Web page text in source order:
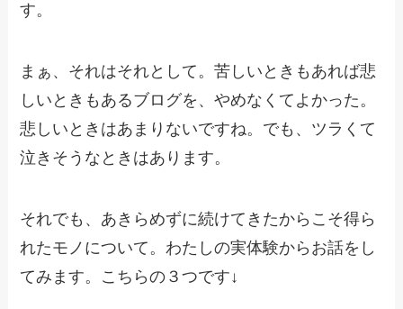
す。
まぁ、それはそれとして。苦しいときもあれば悲
しいときもあるブログを、やめなくてよかった。
悲しいときはあまりないですね。でも、ツラくて
泣きそうなときはあります。
それでも、あきらめずに続けてきたからこそ得ら
れたモノについて。わたしの実体験からお話をし
てみます。こちらの３つです↓